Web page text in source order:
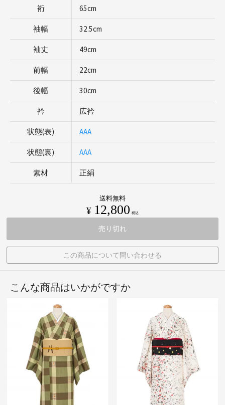
裄 65cm
袖幅 32.5cm
袖丈 49cm
前幅 22cm
後幅 30cm
衿 広衿
状態(表) AAA
状態(裏) AAA
素材 正絹
送料無料
¥ 12,800 税込
売り切れ
この商品について問い合わせる
こんな商品はいかがですか